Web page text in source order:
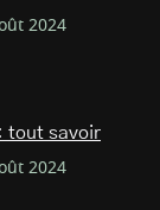
2024
tout savoir
2024